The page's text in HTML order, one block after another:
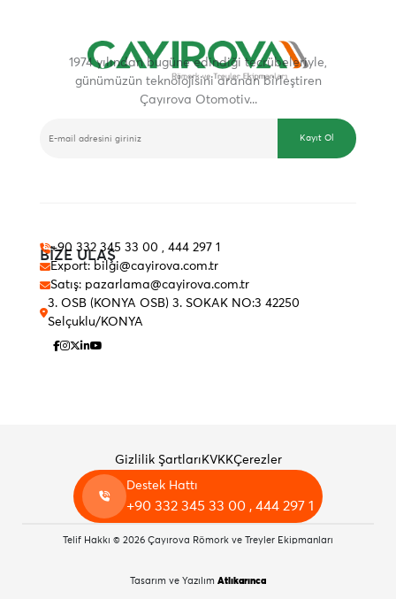
1974 yılından bugüne edindiği tecrübeleriyle,
günümüzün teknolojisini aranan birleştiren
Çayırova Otomotiv...
Kayıt Ol
BİZE ULAŞ
+90 332 345 33 00 , 444 297 1
Export: bilgi@cayirova.com.tr
Satış: pazarlama@cayirova.com.tr
3. OSB (KONYA OSB) 3. SOKAK NO:3 42250
Selçuklu/KONYA
Gizlilik Şartları KVKKÇerezler
Destek Hattı
+90 332 345 33 00 , 444 297 1
Telif Hakkı © 2026 Çayırova Römork ve Treyler Ekipmanları
Tasarım ve Yazılım Atlıkarınca